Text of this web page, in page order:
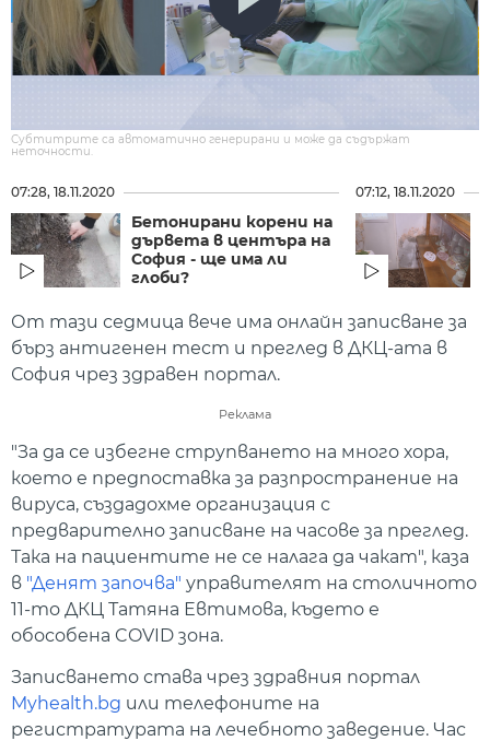
Субтитрите са автоматично генерирани и може да съдържат
неточности.
07:28, 18.11.2020
Бетонирани корени на
дървета в центъра на
София - ще има ли
глоби?
07:12, 18.11.2020
От тази седмица вече има онлайн записване за
бърз антигенен тест и преглед в ДКЦ-ата в
София чрез здравен портал.
Реклама
"За да се избегне струпването на много хора,
което е предпоставка за разпространение на
вируса, създадохме организация с
предварително записване на часове за преглед.
Така на пациентите не се налага да чакат", каза
в "Денят започва" управителят на столичното
11-то ДКЦ Татяна Евтимова, където е
обособена COVID зона.
Записването става чрез здравния портал
Myhealth.bg или телефоните на
регистратурата на лечебното заведение. Час